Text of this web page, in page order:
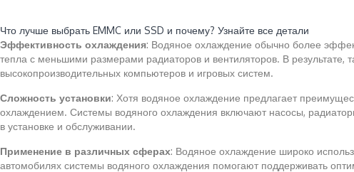
Что лучше выбрать EMMC или SSD и почему? Узнайте все детали
Эффективность охлаждения: Водяное охлаждение обычно более
тепла с меньшими размерами радиаторов и вентиляторов. В результате,
высокопроизводительных компьютеров и игровых систем.
Сложность установки: Хотя водяное охлаждение предлагает
охлаждением. Системы водяного охлаждения включают насосы,
в установке и обслуживании.
Применение в различных сферах: Водяное охлаждение широко
автомобилях системы водяного охлаждения помогают поддерживать